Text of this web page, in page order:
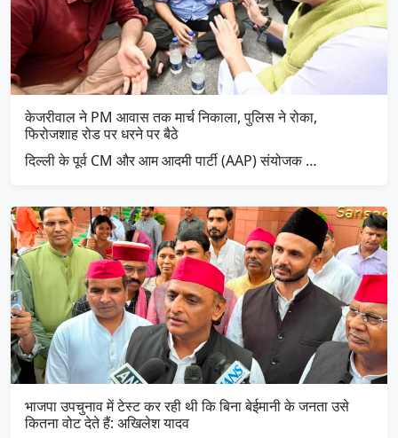
केजरीवाल ने PM आवास तक मार्च निकाला, पुलिस ने रोका,
फिरोजशाह रोड पर धरने पर बैठे
दिल्ली के पूर्व CM और आम आदमी पार्टी (AAP) संयोजक …
भाजपा उपचुनाव में टेस्ट कर रही थी कि बिना बेईमानी के जनता उसे
कितना वोट देते हैं: अखिलेश यादव